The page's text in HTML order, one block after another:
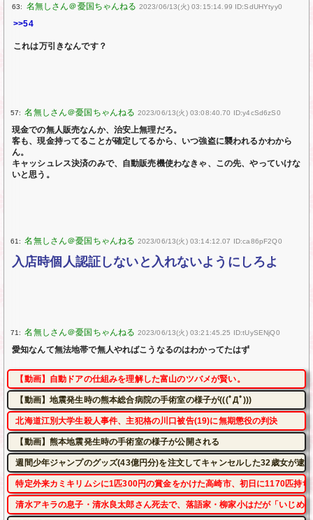
63: 2023/06/13(火) 03:15:14.99 ID:SdUHYtyy0
>>54
これは万引きなんです？
57: 2023/06/13(火) 03:08:40.70 ID:y4cSd6zS0
現金での無人販売なんか、治安上無理だろ。
客も、現金持ってることが確定してるから、いつ強盗に襲われるかわから
ん。
キャッシュレス決済のみで、自動販売機使わなきゃ、この先、やっていけな
いと思う。
61: 2023/06/13(火) 03:14:12.07 ID:ca86pF2Q0
入店時個人認証しないと入れないようにしろよ
71: 2023/06/13(火) 03:21:45.25 ID:tUySENjQ0
愛知なんて無法地帯で無人やればこうなるのはわかってたはず
【動画】自動ドアの仕組みを理解した富山のツバメが賢い。
【動画】地震発生時の熊本総合病院の手術室の様子が(((ﾟДﾟ)))
北海道江別大学生殺人事件、主犯格の川口被告(19)に無期懲役の判決
【動画】熊本地震発生時の手術室の様子が公開される
週間少年ジャンプのグッズ(43億円分)を注文してキャンセルした32歳女が逮捕
特定外来カミキリムシに1匹300円の賞金をかけた高崎市、初日に1170匹持ち
清水アキラの息子・清水良太郎さん死去で、落語家・柳家小はだが「いじめ